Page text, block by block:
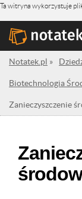
Ta witryna wykorzystuje
Notatek.pl »
Biotechnologia
Zanieczyszczenie